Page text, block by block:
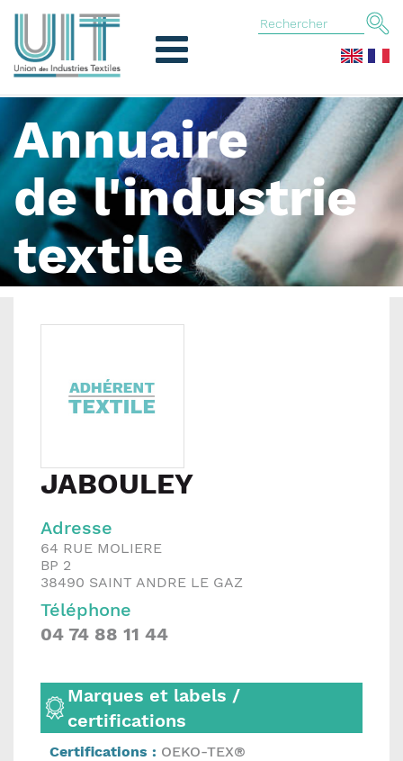
Annuaire
de l'industrie
textile
JABOULEY
Adresse
64 RUE MOLIERE
BP 2
38490 SAINT ANDRE LE GAZ
Téléphone
04 74 88 11 44
Marques et labels /
certifications
Certifications : OEKO-TEX®